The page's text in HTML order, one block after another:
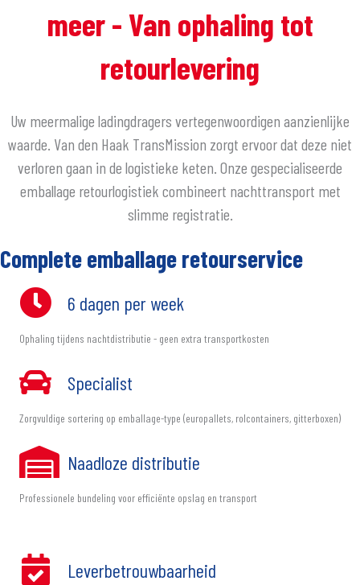
meer - Van ophaling tot
retourlevering
Uw meermalige ladingdragers vertegenwoordigen aanzienlijke
waarde. Van den Haak TransMission zorgt ervoor dat deze niet
verloren gaan in de logistieke keten. Onze gespecialiseerde
emballage retourlogistiek combineert nachttransport met
slimme registratie.
Complete emballage retourservice
6 dagen per week
Ophaling tijdens nachtdistributie - geen extra transportkosten
Specialist
Zorgvuldige sortering op emballage-type (europallets, rolcontainers, gitterboxen)
Naadloze distributie
Professionele bundeling voor efficiënte opslag en transport
Leverbetrouwbaarheid